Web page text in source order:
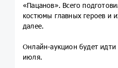
«Пацанов». Всего
костюмы главных героев и
далее.
Онлайн-аукцион будет идти
июля.